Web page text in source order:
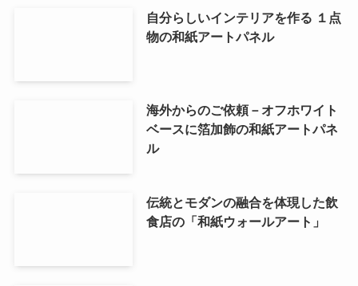
自分らしいインテリアを作る １点
物の和紙アートパネル
海外からのご依頼－オフホワイト
ベースに箔加飾の和紙アートパネ
ル
伝統とモダンの融合を体現した飲
食店の「和紙ウォールアート」